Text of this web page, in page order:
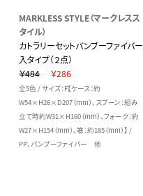
MARKLESS STYLE（マークレスス
タイル）
カトラリーセットバンブーファイバー
入タイプ（２点）
￥484
￥286
全5色 / サイズ：F【ケース：約
W54×H26×D207（mm）、スプーン：組み
立て時約W31×H160（mm）、フォーク：約
W27×H154（mm）、箸：約185（mm）】 /
PP、バンブーファイバー 他